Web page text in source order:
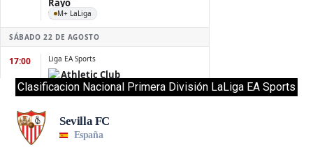
Clasificacion Nacional Primera División LaLiga EA Sports